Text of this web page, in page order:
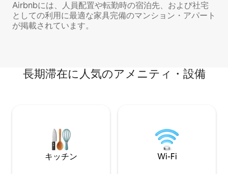
Airbnbには、人員配置や転勤時の宿泊先、および社宅
としての利用に最適な家具完備のマンション・アパート
が掲載されています。
長期滞在に人気のアメニティ・設備
キッチン Wi-Fi